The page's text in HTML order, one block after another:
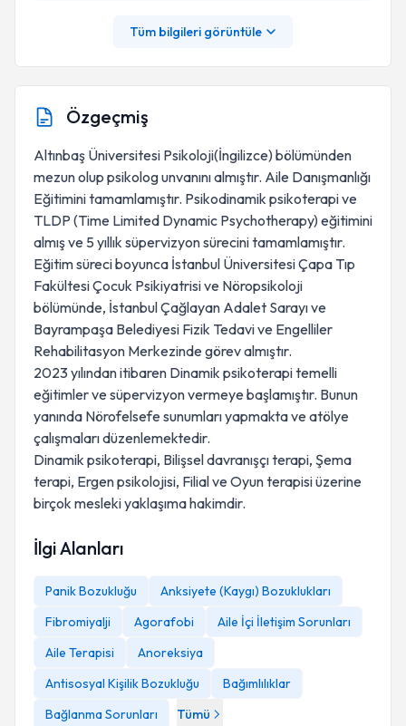
Tüm bilgileri görüntüle
Özgeçmiş
Altınbaş Üniversitesi Psikoloji(İngilizce) bölümünden
mezun olup psikolog unvanını almıştır. Aile Danışmanlığı
Eğitimini tamamlamıştır. Psikodinamik psikoterapi ve
TLDP (Time Limited Dynamic Psychotherapy) eğitimini
almış ve 5 yıllık süpervizyon sürecini tamamlamıştır.
Eğitim süreci boyunca İstanbul Üniversitesi Çapa Tıp
Fakültesi Çocuk Psikiyatrisi ve Nöropsikoloji
bölümünde, İstanbul Çağlayan Adalet Sarayı ve
Bayrampaşa Belediyesi Fizik Tedavi ve Engelliler
Rehabilitasyon Merkezinde görev almıştır.
2023 yılından itibaren Dinamik psikoterapi temelli
eğitimler ve süpervizyon vermeye başlamıştır. Bunun
yanında Nörofelsefe sunumları yapmakta ve atölye
çalışmaları düzenlemektedir.
Dinamik psikoterapi, Bilişsel davranışçı terapi, Şema
terapi, Ergen psikolojisi, Filial ve Oyun terapisi üzerine
birçok mesleki yaklaşıma hakimdir.
İlgi Alanları
Panik Bozukluğu
Anksiyete (Kaygı) Bozuklukları
Fibromiyalji
Agorafobi
Aile İçi İletişim Sorunları
Aile Terapisi
Anoreksiya
Antisosyal Kişilik Bozukluğu
Bağımlılıklar
Bağlanma Sorunları
Tümü